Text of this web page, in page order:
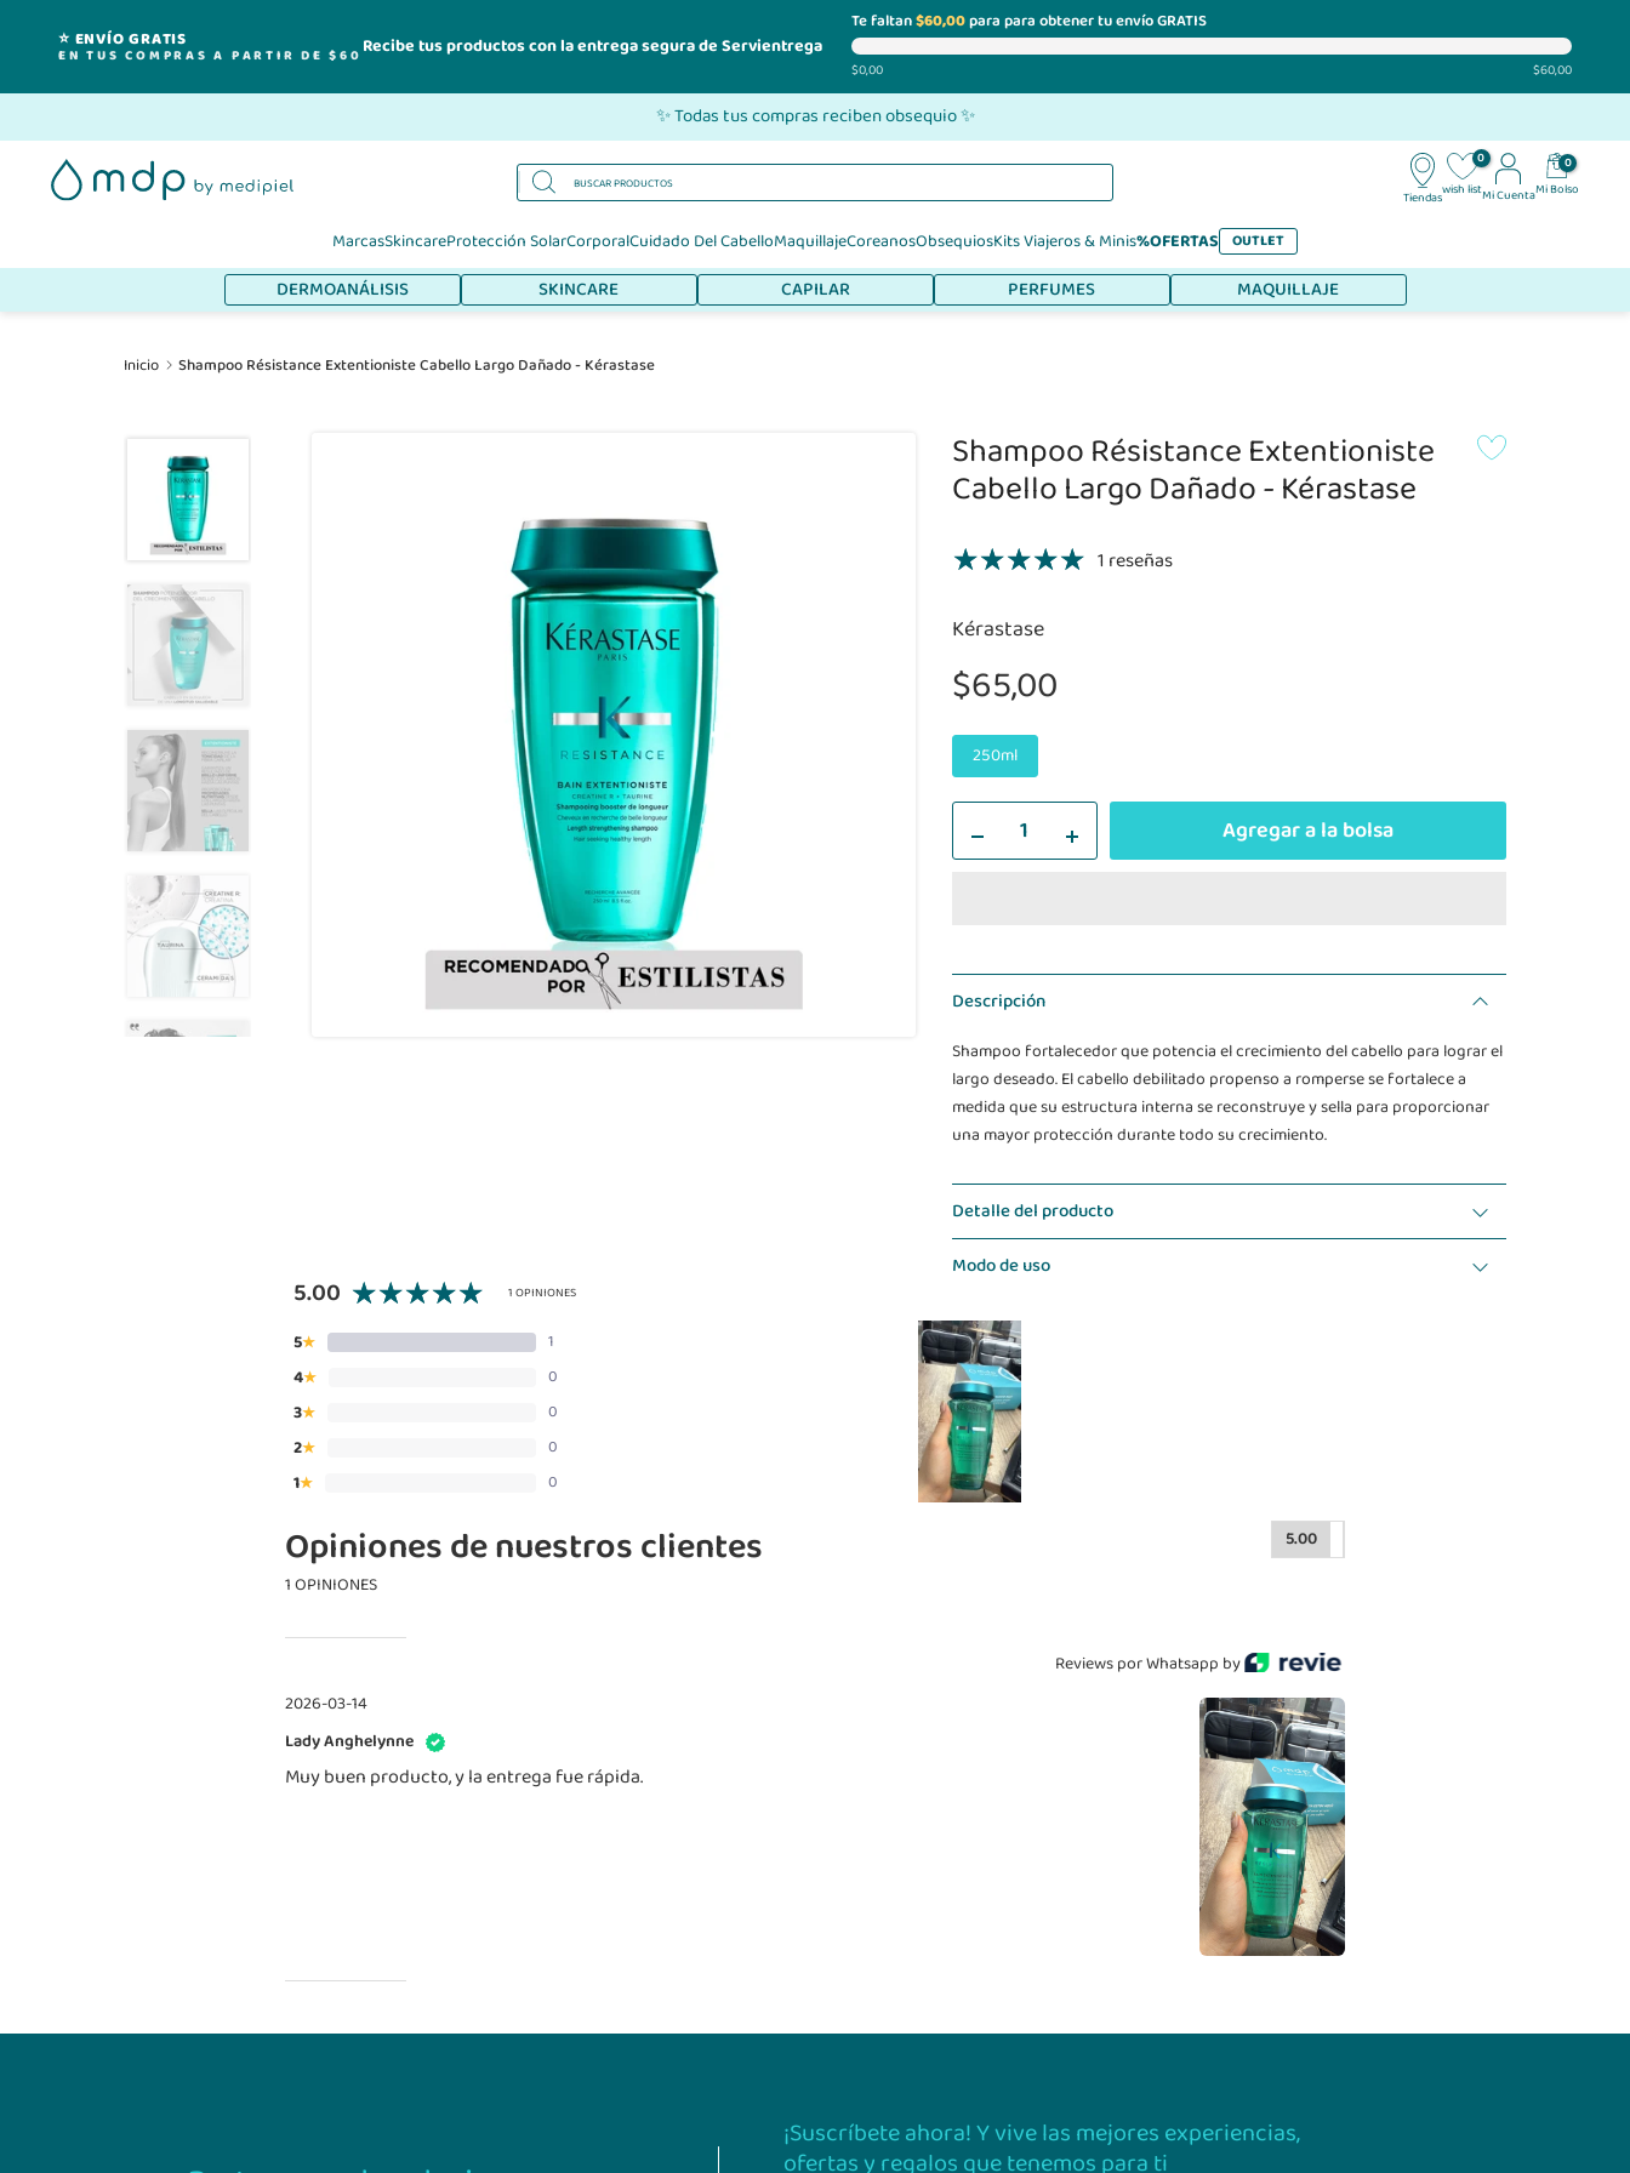
⭐ ENVÍO GRATIS
EN TUS COMPRAS A PARTIR DE $60 Recibe tus productos con la entrega segura de Servientrega
Te faltan$60,00para para obtener tu envío GRATIS
$0,00 $60,00
al
contenido
✨ Todas tus compras reciben obsequio ✨
Tiendas
0
wish listMi Cuenta
0
Mi Bolso
MarcasSkincareProtección SolarCorporalCuidado Del CabelloMaquillajeCoreanosObsequiosKits Viajeros & Minis%OFERTAS OUTLET
DERMOANÁLISIS SKINCARE CAPILAR PERFUMES MAQUILLAJE
Inicio Shampoo Résistance Extentioniste Cabello Largo Dañado - Kérastase
Shampoo Résistance Extentioniste
Cabello Largo Dañado - Kérastase
1 reseñas
Kérastase
$65,00
250ml
Agregar a la bolsa
Descripción
Shampoo fortalecedor que potencia el crecimiento del cabello para lograr el
largo deseado. El cabello debilitado propenso a romperse se fortalece a
medida que su estructura interna se reconstruye y sella para proporcionar
una mayor protección durante todo su crecimiento.
Detalle del producto
Modo de uso
5.00 1 OPINIONES
5★ 1
4★ 0
3★ 0
2★ 0
1★ 0
Opiniones de nuestros clientes
1 OPINIONES
5.00
Reviews por Whatsapp by
2026-03-14
Lady Anghelynne
Muy buen producto, y la entrega fue rápida.
¡Suscríbete ahora! Y vive las mejores experiencias,
ofertas y regalos que tenemos para ti